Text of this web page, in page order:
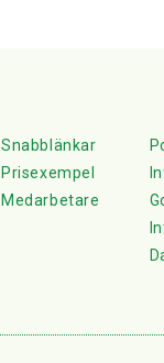
Snabblänkar
Prisexempel
Medarbetare